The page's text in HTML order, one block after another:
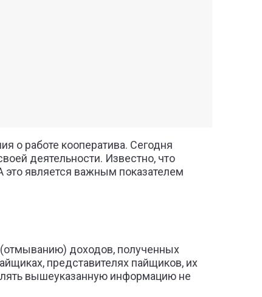
о работе кооператива. Сегодня
деятельности. Известно, что
является важным показателем
доходов, полученных
представителях пайщиков, их
вышеуказанную информацию не